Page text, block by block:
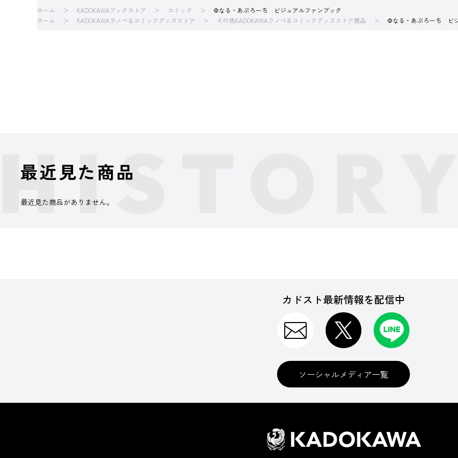
ホーム KADOKAWAブックストア コミック
Φなる・あぷろーち ビジュアルファンブック
ホーム
KADOKAWAラノベ＆コミックグッズストア その他KADOKAWAラノベ＆コミックグッズストア商品 Φなる・あぷろーち ビ
最近見た商品
最近見た商品がありません。
カドスト最新情報を配信中
ソーシャルメディア一覧